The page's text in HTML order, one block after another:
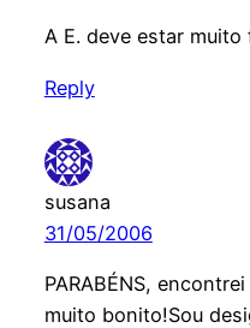
A E. deve estar muito
Reply
susana
31/05/2006
PARABÉNS,
muito bonito!Sou